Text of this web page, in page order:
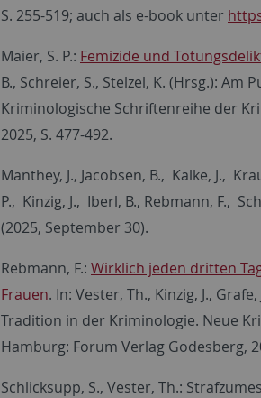
S. 255-519; auch als e-book unter
Maier, S. P.: Femizide und
B., Schreier, S., Stelzel, K. (Hrsg.):
Kriminologische Schriftenreihe der
2025, S. 477-492.
Manthey, J., Jacobsen, B., Kalke, J.,
P., Kinzig, J., Iberl, B., Rebmann, F.,
(2025, September 30).
Rebmann, F.: Wirklich jeden dritten
Frauen. In: Vester, Th., Kinzig, J.,
Tradition in der Kriminologie. Neue
Hamburg: Forum Verlag Godesberg,
Schlicksupp, S., Vester, Th.: